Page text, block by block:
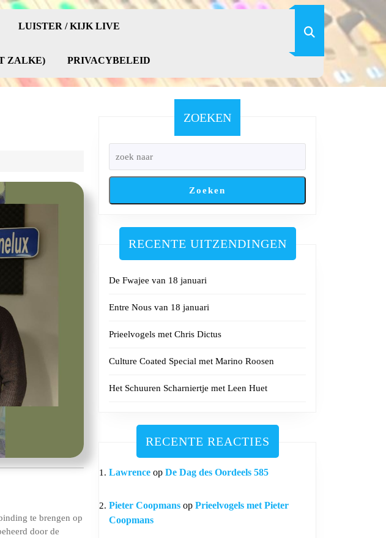
LUISTER / KIJK LIVE
ZALKE) PRIVACYBELEID
te brengen op
door de
ZOEKEN
Zoeken
RECENTE UITZENDINGEN
De Fwajee van 18 januari
Entre Nous van 18 januari
Prieelvogels met Chris Dictus
Culture Coated Special met Marino Roosen
Het Schuuren Scharniertje met Leen Huet
RECENTE REACTIES
Lawrence op De Dag des Oordeels 585
Pieter Coopmans op Prieelvogels met Pieter
Coopmans